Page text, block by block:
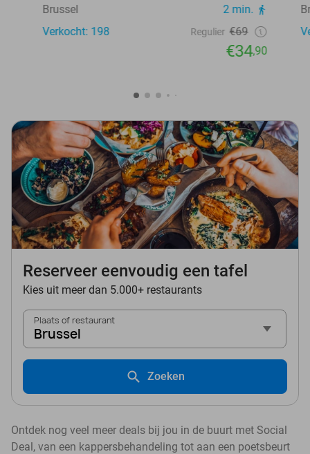
Brussel
2 min.
Verkocht: 198
Regulier €69
€34,90
Reserveer eenvoudig een tafel
Kies uit meer dan 5.000+ restaurants
Plaats of restaurant
Brussel
Zoeken
Ontdek nog veel meer deals bij jou in de buurt met Social
Deal, van een kappersbehandeling tot aan een poetsbeurt